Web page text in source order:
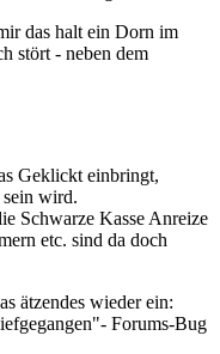
das halt ein Dorn im
stört - neben dem
Geklickt einbringt,
sein wird.
Schwarze Kasse Anreize
etc. sind da doch
ätzendes wieder ein:
Forums-Bug